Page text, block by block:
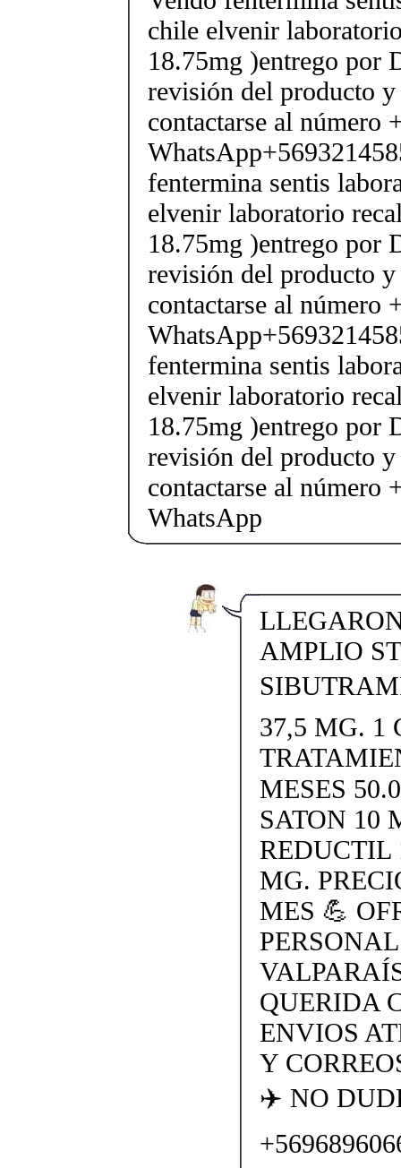
chile elvenir
18.75mg )entrego por
revisión del producto
contactarse al número
fentermina sentis
elvenir laboratorio
18.75mg )entrego por
revisión del producto
contactarse al número
fentermina sentis
elvenir laboratorio
18.75mg )entrego por
revisión del producto
contactarse al número
WhatsApp
AMPLIO
37,5 MG. 1
MESES
SATON 10
REDUCTIL
MG.
MES 💪
QUERIDA
ENVIOS
Y
✈️ NO